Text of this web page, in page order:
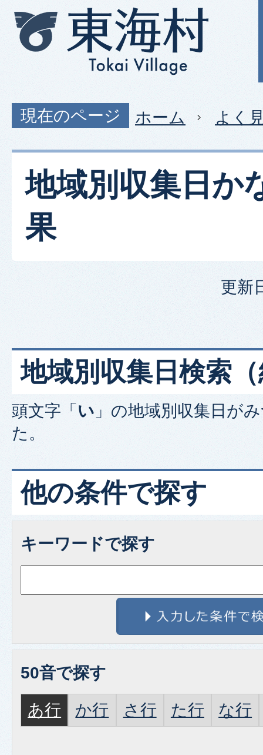
現在のページ ホーム よく
地域別収集日か
果
更新
地域別収集日検索
頭文字「 い 」の地域別収集日 が
た。
他の条件で探す
キーワードで探す
50音で探す
あ行 か行 さ行 た行 な行